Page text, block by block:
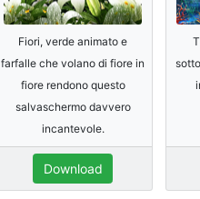
Fiori, verde animato e
farfalle che volano di fiore in
fiore rendono questo
salvaschermo davvero
incantevole.
Download